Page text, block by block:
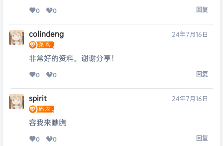
0 0 回复
colindeng 24年7月16日
非常好的资料。谢谢分享！
0 0 回复
spirit 24年7月16日
容我来瞧瞧
0 0 回复